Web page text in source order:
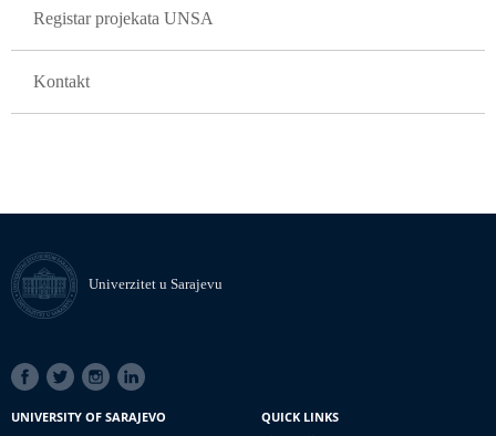
Registar projekata UNSA
Kontakt
Univerzitet u Sarajevu
SOCIAL
LINKS
UNIVERSITY OF SARAJEVO
QUICK LINKS